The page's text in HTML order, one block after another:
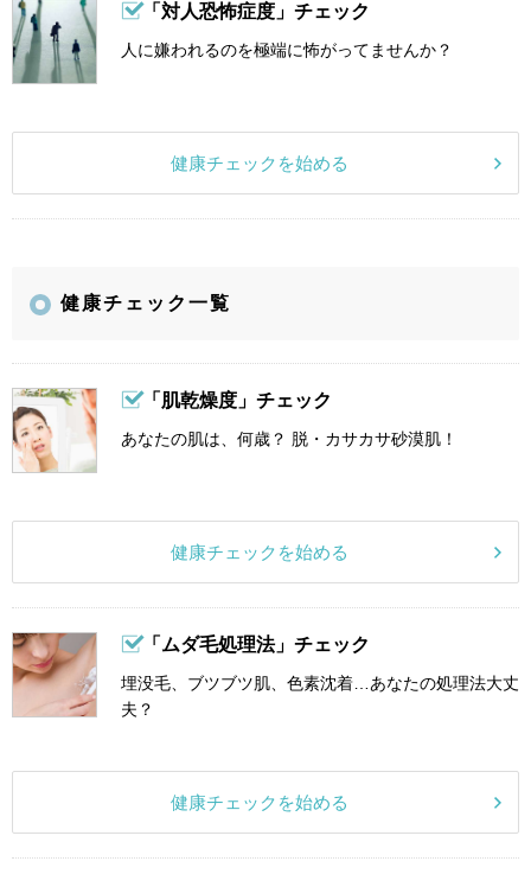
「対人恐怖症度」チェック
人に嫌われるのを極端に怖がってませんか？
健康チェックを始める
健康チェック一覧
「肌乾燥度」チェック
あなたの肌は、何歳？ 脱・カサカサ砂漠肌！
健康チェックを始める
「ムダ毛処理法」チェック
埋没毛、ブツブツ肌、色素沈着…あなたの処理法大丈
夫？
健康チェックを始める